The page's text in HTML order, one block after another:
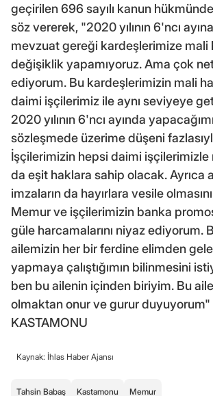
geçirilen 696 sayılı kanun
söz vererek, "2020 yılının 6'ncı
mevzuat gereği kardeşlerimize mali
değişiklik yapamıyoruz. Ama çok
ediyorum. Bu kardeşlerimizin mali
daimi işçilerimiz ile aynı seviyeye
2020 yılının 6'ncı ayında
sözleşmede üzerime düşeni
İşçilerimizin hepsi daimi
da eşit haklara sahip olacak. Ayrıca
imzaların da hayırlara vesile
Memur ve işçilerimizin banka
güle harcamalarını niyaz ediyorum.
ailemizin her bir ferdine elimden
yapmaya çalıştığımın bilinmesini
ben bu ailenin içinden biriyim. Bu
olmaktan onur ve gurur duyuyorum"
KASTAMONU
Kaynak: İhlas Haber Ajansı
Tahsin Babaş Kastamonu Memur